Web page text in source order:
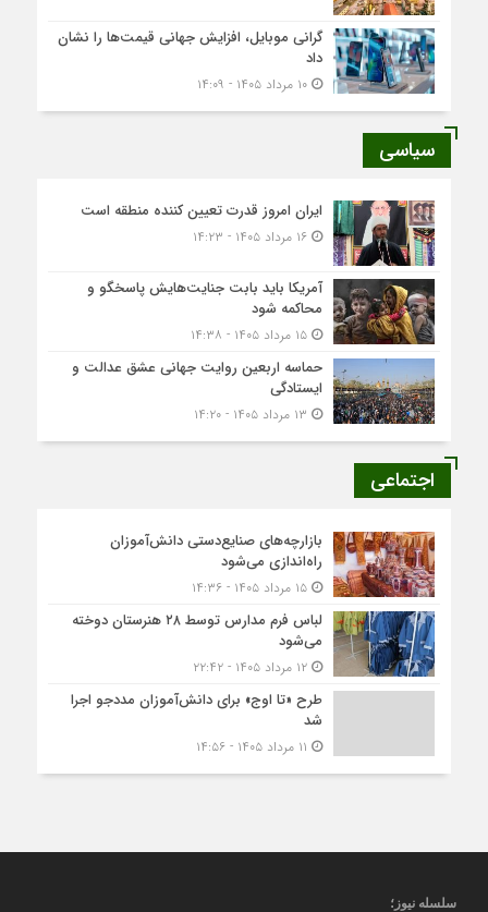
گرانی موبایل، افزایش جهانی قیمت‌ها را نشان
داد
۱۰ مرداد ۱۴۰۵ - ۱۴:۰۹
سیاسی
ایران امروز قدرت تعیین کننده منطقه است
۱۶ مرداد ۱۴۰۵ - ۱۴:۲۳
آمریکا باید بابت جنایت‌هایش پاسخگو و
محاکمه شود
۱۵ مرداد ۱۴۰۵ - ۱۴:۳۸
حماسه اربعین روایت جهانی عشق عدالت و
ایستادگی
اجتماعی
بازارچه‌های صنایع‌دستی دانش‌آموزان
راه‌اندازی می‌شود
۱۵ مرداد ۱۴۰۵ - ۱۴:۳۶
لباس فرم مدارس توسط ۲۸ هنرستان‌ دوخته
می‌شود
۱۲ مرداد ۱۴۰۵ - ۲۲:۴۲
طرح «تا اوج» برای دانش‌آموزان مددجو اجرا
شد
سلسله نیوز؛